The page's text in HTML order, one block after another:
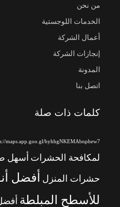
من نحن
الخدمات اللوجستية
أعمال الشركة
إنجازات الشركة
المدونة
اتصل بنا
كلمات ذات صلة
maps.app.goo.gl/byhhgNKEMAbnphew7
لمكافحة الحشرات أسهل
حشرات المنزل
أفضل
للأسطح المبلطة